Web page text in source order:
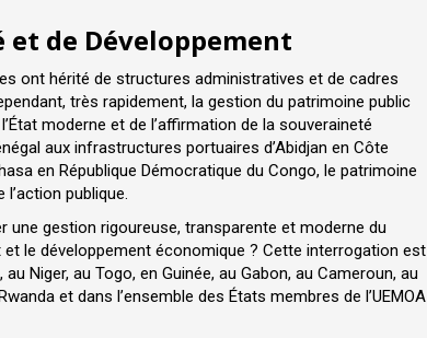
de Développement
ont hérité de structures administratives et de cadres
très rapidement, la gestion du patrimoine public
moderne et de l’affirmation de la souveraineté
aux infrastructures portuaires d’Abidjan en Côte
en République Démocratique du Congo, le patrimoine
publique.
gestion rigoureuse, transparente et moderne du
le développement économique ? Cette interrogation est
Niger, au Togo, en Guinée, au Gabon, au Cameroun, au
et dans l’ensemble des États membres de l’UEMOA